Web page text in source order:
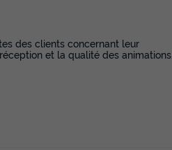
des clients concernant leur
et la qualité des animations.